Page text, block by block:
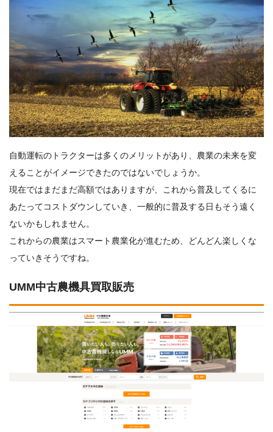
自動運転のトラクターは多くのメリットがあり、農業の未来を変
えることがイメージできたのではないでしょうか。
現在ではまだまだ高額ではありますが、これから普及してくるに
あたってコストダウンしていき、一般的に普及する日もそう遠く
ないかもしれません。
これからの農業はスマート農業化が進むため、どんどん楽しくな
っていきそうですね。
UMM中古農機具買取販売